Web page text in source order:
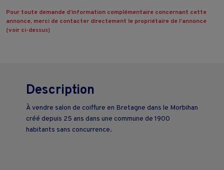
Pour toute demande d’information complémentaire concernant cette
annonce, merci de contacter directement le propriétaire de l’annonce
(voir ci-dessus)
Description
À vendre salon de coiffure en Bretagne dans le Morbihan
créé depuis 25 ans dans une commune de 1900
habitants sans concurrence.